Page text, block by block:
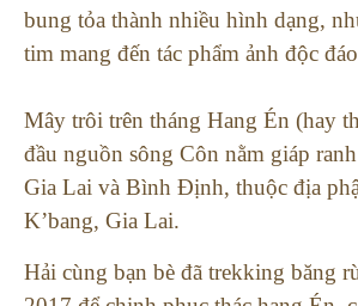
bung tỏa thành nhiều hình dạng,
tim mang đến tác phẩm ảnh độc
Mây trôi trên tháng Hang Én (hay
đầu nguồn sông Côn nằm giáp
Gia Lai và Bình Định, thuộc địa
K’bang, Gia Lai.
Hải cùng bạn bè đã trekking băng